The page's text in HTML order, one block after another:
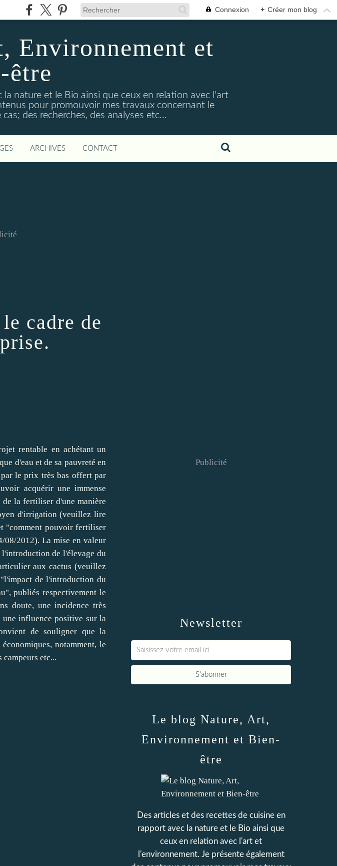
Connexion + Créer mon blog
Environnement et
être
nature et le Bio ainsi que ceux en relation avec l'art
pour promouvoir mes travaux concernant le
des recherches, des analyses etc...
ARCHIVES CONTACT
cadre de
rentable en achétant un
d'eau et de sa pauvreté en
le prix très bas offert par
acquérir une immense
la fertiliser d'une manière
d'irrigation (veuillez lire
"comment pouvoir fertiliser
08/2012). La mise en valeur
de l'élevage du
aux cactus (veuillez
de l'introduction du
publiés respectivement le
doute, une incidence très
influence positive sur la
de souligner que la
notamment, le
etc...
Newsletter
Publicité
Le blog Nature, Art,
Environnement et Bien-
être
Des articles et des recettes de cuisine en
rapport avec la nature et le Bio ainsi que
ceux en relation avec l'art et
l'environnement. Je présente également